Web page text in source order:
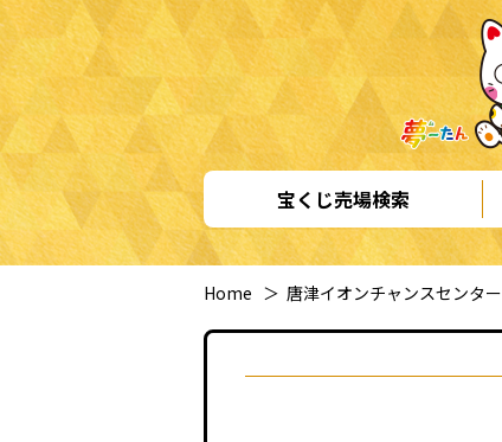
宝くじ売場検索
Home ＞ 唐津イオンチャンスセンター